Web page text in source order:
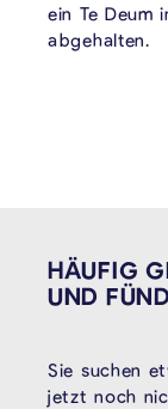
ein Te Deum
abgehalten.
HÄUFIG
UND
Sie suchen
jetzt noch